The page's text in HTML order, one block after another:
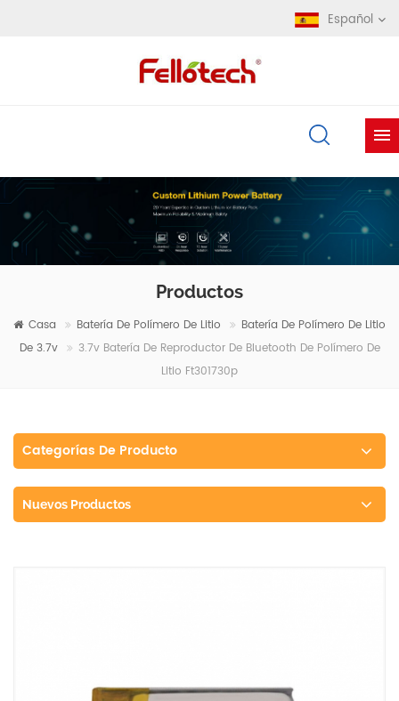
Español
Productos
Casa Batería De Polímero De Litio
Batería De Polímero De Litio
De 3.7v
3.7v Batería De Reproductor De Bluetooth De Polímero De
Litio Ft301730p
Categorías De Producto
Nuevos Productos